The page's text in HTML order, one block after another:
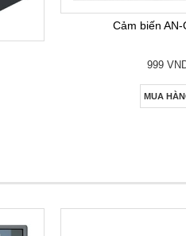
Cảm biến
999
MUA